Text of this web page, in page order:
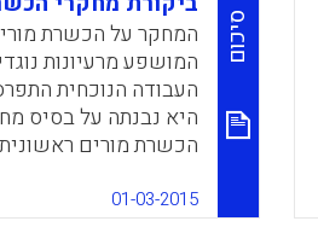
סיכום
המחקר על הכשרת
המושפע מרעיונות
היא נבנתה על בסיס
הכשרת מורים
01-03-2015